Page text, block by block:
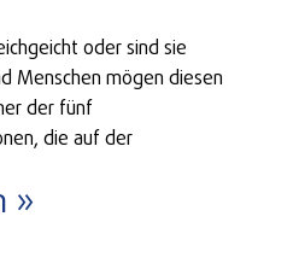
oder sind sie
Menschen mögen diesen
der fünf
die auf der
»